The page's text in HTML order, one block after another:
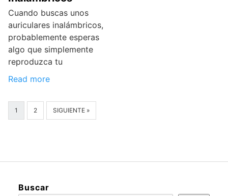
Cuando buscas unos
auriculares inalámbricos,
probablemente esperas
algo que simplemente
reproduzca tu
Read more
1 2 SIGUIENTE »
Buscar